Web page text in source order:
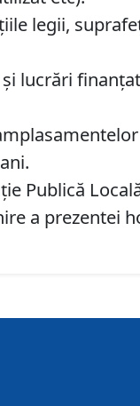
legii,
lucrări
Publică
a prezentei